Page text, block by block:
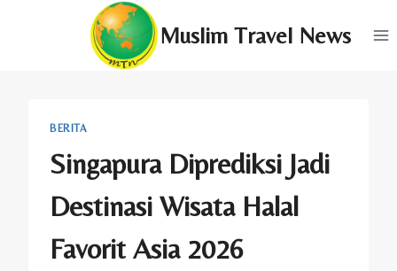
Muslim Travel News
BERITA
Singapura Diprediksi Jadi
Destinasi Wisata Halal
Favorit Asia 2026